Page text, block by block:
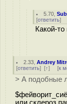
5.70 ,
[ответить]
Какой-то
2.33 ,Andrey
[ответить] [↑] [к
> А подобные